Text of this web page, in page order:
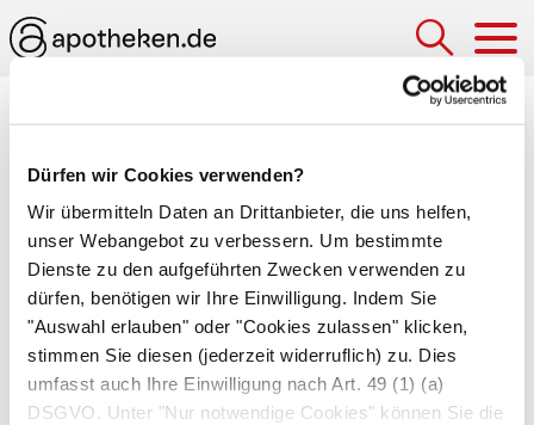
Dürfen wir Cookies verwenden?
Wir übermitteln Daten an Drittanbieter, die uns helfen,
unser Webangebot zu verbessern. Um bestimmte
Dienste zu den aufgeführten Zwecken verwenden zu
dürfen, benötigen wir Ihre Einwilligung. Indem Sie
"Auswahl erlauben" oder "Cookies zulassen" klicken,
stimmen Sie diesen (jederzeit widerruflich) zu. Dies
umfasst auch Ihre Einwilligung nach Art. 49 (1) (a)
DSGVO. Unter "Nur notwendige Cookies" können Sie die
Medizinlexikon
Kussmaul-Atmung
(Fischmaulatmung)
Regelmäßiges, auffallend tiefes Ausatmen. Die
Kussmaul-Atmung setzt ein, sobald das Blut des
Patienten zu sauer (Azidose) ist. Sie gestattet es
nämlich, so viel wie möglich saures
Kohlendioxid mit der Ausatemluft